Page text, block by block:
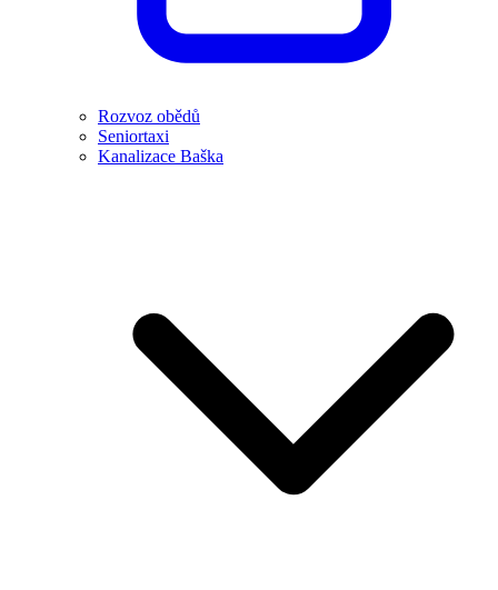
Rozvoz obědů
Seniortaxi
Kanalizace Baška